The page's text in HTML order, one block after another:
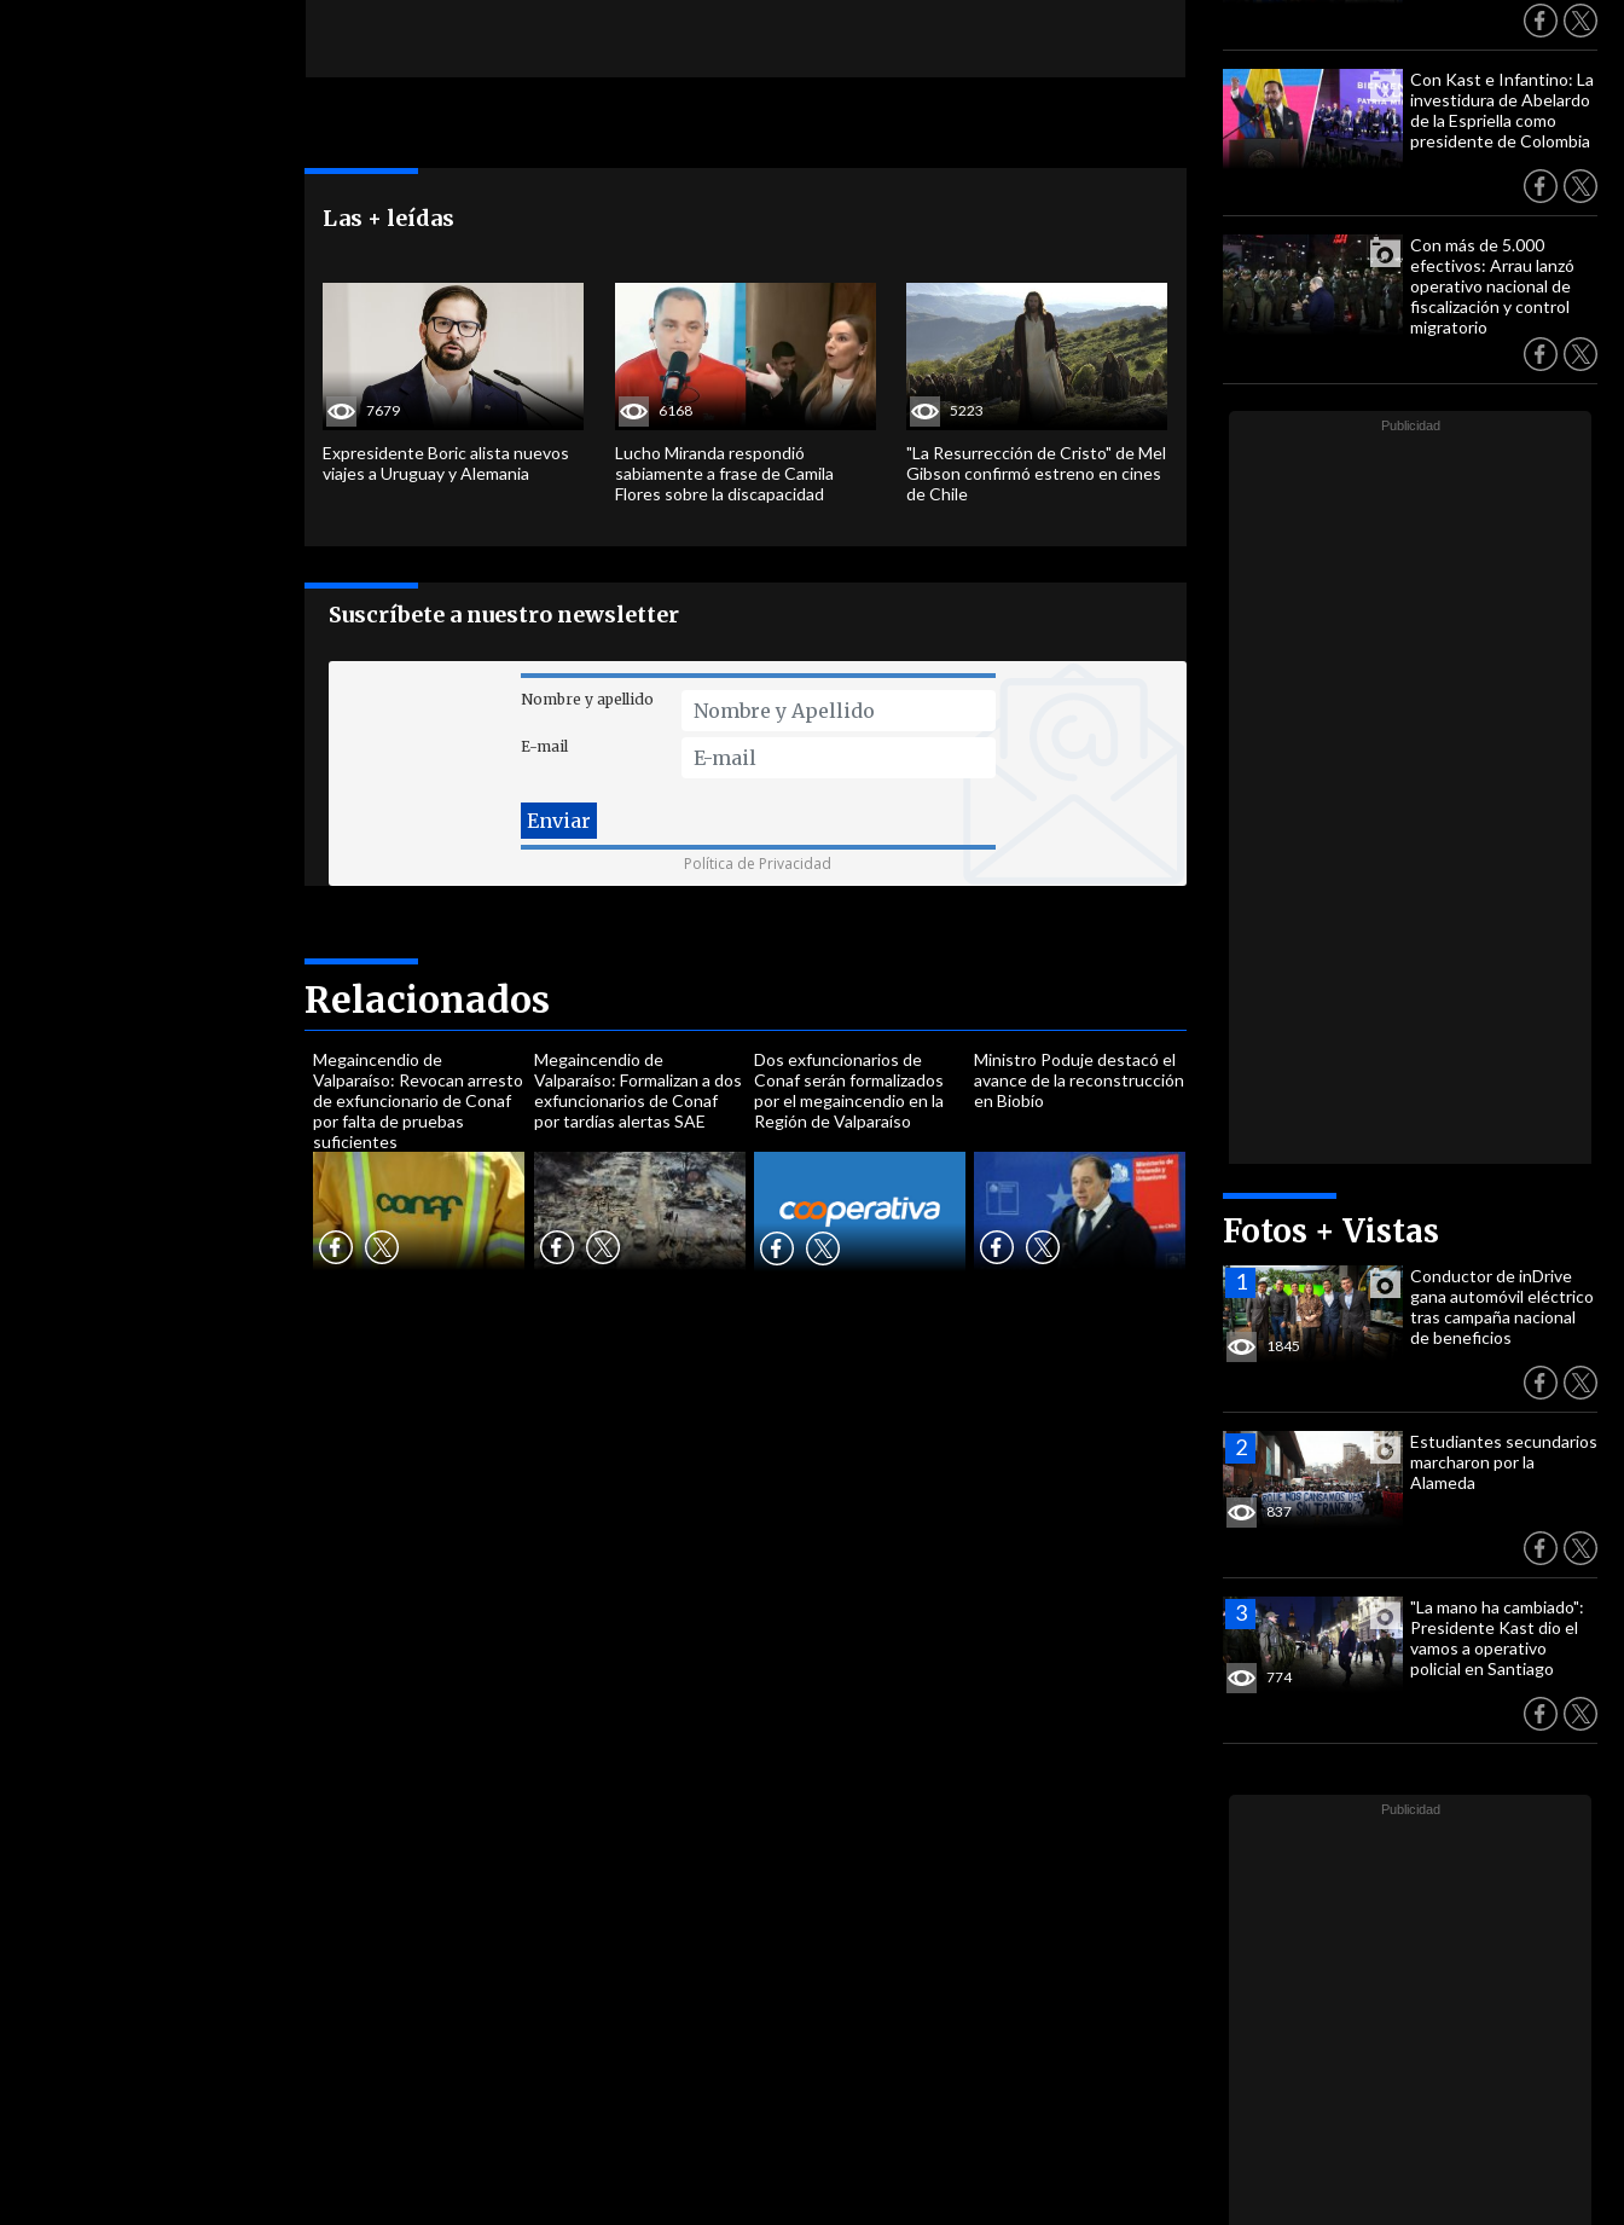
Con Kast e Infantino: La
investidura de Abelardo
de la Espriella como
presidente de Colombia
Con más de 5.000
efectivos: Arrau lanzó
operativo nacional de
fiscalización y control
migratorio
Fotos + Vistas
1845
Conductor de inDrive
gana automóvil eléctrico
tras campaña nacional
de beneficios
837
Estudiantes secundarios
marcharon por la
Alameda
774
"La mano ha cambiado":
Presidente Kast dio el
vamos a operativo
policial en Santiago
Las + leídas
7679
Expresidente Boric alista nuevos
viajes a Uruguay y Alemania
6168
Lucho Miranda respondió
sabiamente a frase de Camila
Flores sobre la discapacidad
5223
"La Resurrección de Cristo" de Mel
Gibson confirmó estreno en cines
de Chile
Suscríbete a nuestro newsletter
Nombre y apellido
E-mail
Política de Privacidad
Relacionados
Megaincendio de
Valparaíso: Revocan arresto
de exfuncionario de Conaf
por falta de pruebas
suficientes
Megaincendio de
Valparaíso: Formalizan a dos
exfuncionarios de Conaf
por tardías alertas SAE
Dos exfuncionarios de
Conaf serán formalizados
por el megaincendio en la
Región de Valparaíso
Ministro Poduje destacó el
avance de la reconstrucción
en Biobío